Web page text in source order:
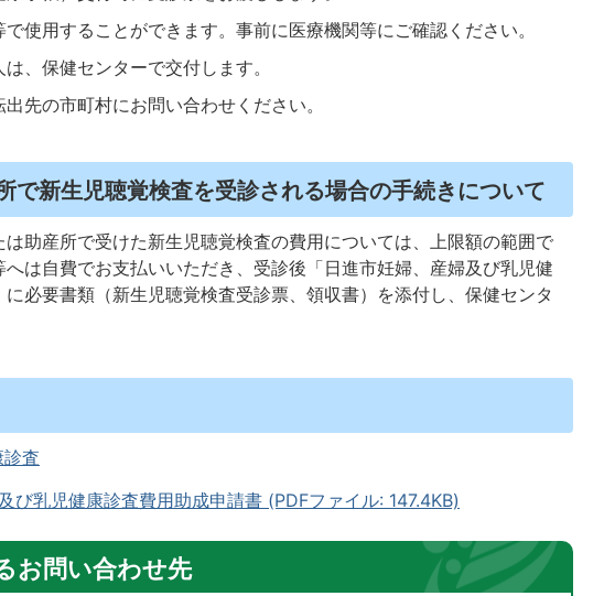
で使用することができます。事前に医療機関等にご確認ください。
、保健センターで交付します。
先の市町村にお問い合わせください。
で新生児聴覚検査を受診される場合の手続きについて
助産所で受けた新生児聴覚検査の費用については、上限額の範囲で
は自費でお支払いいただき、受診後「日進市妊婦、産婦及び乳児健
必要書類（新生児聴覚検査受診票、領収書）を添付し、保健センタ
査
び乳児健康診査費用助成申請書 (PDFファイル: 147.4KB)
お問い合わせ先